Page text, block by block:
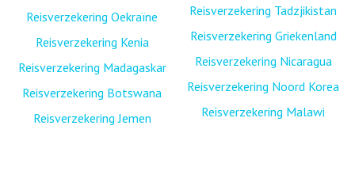
Reisverzekering Oekraïne
Reisverzekering Kenia
Reisverzekering Madagaskar
Reisverzekering Botswana
Reisverzekering Jemen
Reisverzekering Tadzjikistan
Reisverzekering Griekenland
Reisverzekering Nicaragua
Reisverzekering Noord Korea
Reisverzekering Malawi